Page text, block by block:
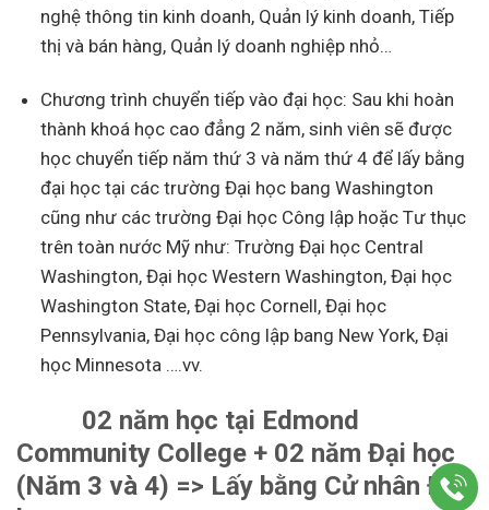
nghệ thông tin kinh doanh, Quản lý kinh doanh, Tiếp
thị và bán hàng, Quản lý doanh nghiệp nhỏ…
Chương trình chuyển tiếp vào đại học: Sau khi hoàn
thành khoá học cao đẳng 2 năm, sinh viên sẽ được
học chuyển tiếp năm thứ 3 và năm thứ 4 để lấy bằng
đại học tại các trường Đại học bang Washington
cũng như các trường Đại học Công lập hoặc Tư thục
trên toàn nước Mỹ như: Trường Đại học Central
Washington, Đại học Western Washington, Đại học
Washington State, Đại học Cornell, Đại học
Pennsylvania, Đại học công lập bang New York, Đại
học Minnesota ….vv.
02 năm học tại Edmond
Community College + 02 năm Đại học
(Năm 3 và 4) => Lấy bằng Cử nhân Đại